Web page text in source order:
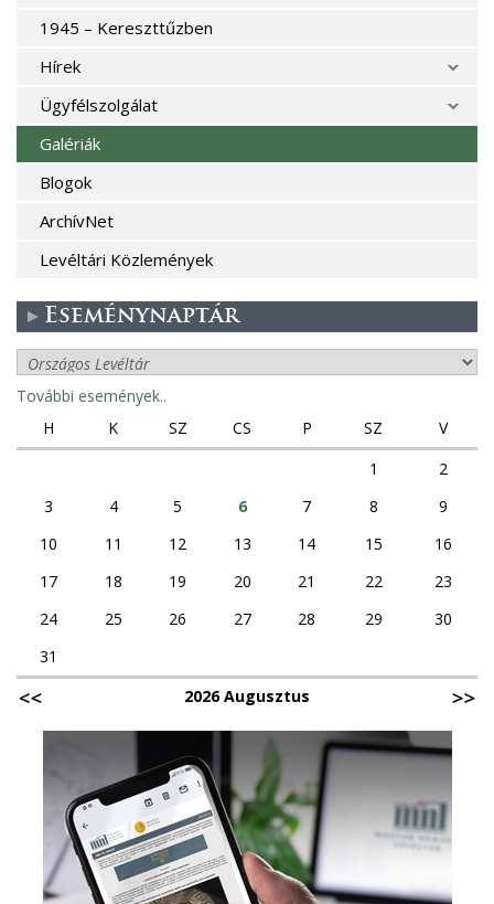
1945 – Kereszttűzben
Hírek
Ügyfélszolgálat
Galériák
Blogok
ArchívNet
Levéltári Közlemények
Eseménynaptár
További események..
H
K SZ CS P SZ
V
1
2
3
4 5 6 7 8
9
10
11 12 13 14 15
16
17
18 19 20 21 22
23
24
25 26 27 28 29
30
31
2026 Augusztus